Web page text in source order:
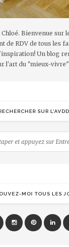
Bienvenue sur
de RDV de tous les
Un blog
l'art du "mieux-
SUR L’AVDD
MOI TOUS LES